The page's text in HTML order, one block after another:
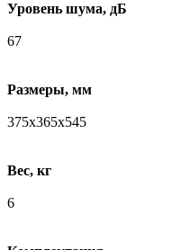
Уровень шума, дБ
67
Размеры, мм
375х365х545
Вес, кг
6